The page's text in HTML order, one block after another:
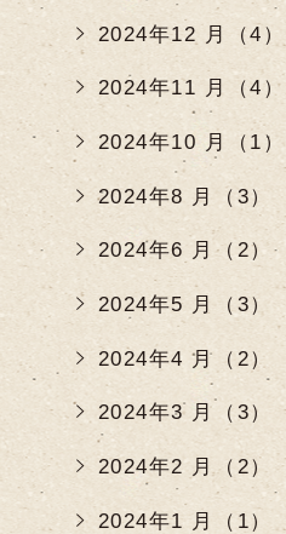
2024年12 月（4）
2024年11 月（4）
2024年10 月（1）
2024年8 月（3）
2024年6 月（2）
2024年5 月（3）
2024年4 月（2）
2024年3 月（3）
2024年2 月（2）
2024年1 月（1）